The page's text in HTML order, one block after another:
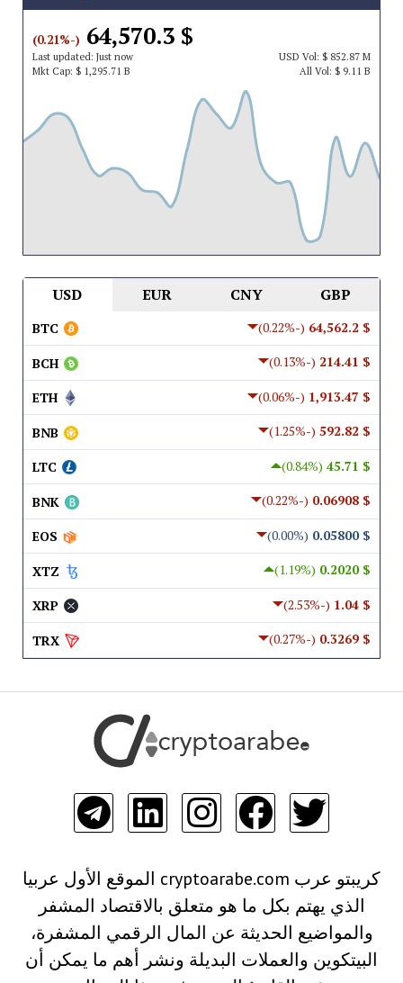
$ 64,570.3
(-0.21%)
Last updated: Just now USDVol: $ 852.87 M
Mkt Cap: $ 1,295.71 B All Vol: $ 9.11 B
USD EUR CNY GBP
$ 64,562.2
(-0.22%)
BTC
$ 214.41
(-0.13%)
BCH
$ 1,913.47
(-0.06%)
ETH
$ 592.82
(-1.25%)
BNB
$ 45.71
(0.84%)
LTC
$ 0.06908
(-0.22%)
BNK
$ 0.05800
(0.00%)
EOS
$ 0.2020
(1.19%)
XTZ
$ 1.04
(-2.53%)
XRP
$ 0.3269
(-0.27%)
TRX
كريبتو عرب cryptoarabe.com الموقع الأول عربيا
الذي يهتم بكل ما هو متعلق بالاقتصاد المشفر
والمواضيع الحديثة عن المال الرقمي المشفرة،
البيتكوين والعملات البديلة ونشر أهم ما يمكن أن